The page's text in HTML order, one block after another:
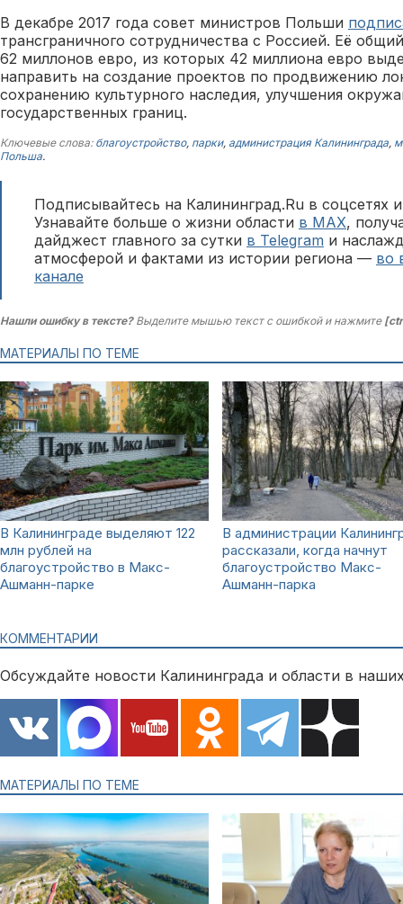
В декабре 2017 года совет министров Польши
трансграничного сотрудничества с Россией. Её
62 миллонов евро, из которых 42 миллиона евро
направить на создание проектов по продвижению
сохранению культурного наследия, улучшения
государственных границ.
Ключевые слова: благоустройство, парки, администрация Калининграда,
Польша.
Подписывайтесь на Калининград.Ru в соцсетях
Узнавайте больше о жизни области в MAX,
дайджест главного за сутки в Telegram и
атмосферой и фактами из истории региона — во
канале
Нашли ошибку в тексте?Выделите мышью текст с ошибкой и нажмите
МАТЕРИАЛЫ ПО ТЕМЕ
В Калининграде выделяют 122
млн рублей на
благоустройство в Макс-
Ашманн-парке
В администрации
рассказали, когда начнут
благоустройство Макс-
Ашманн-парка
КОММЕНТАРИИ
Обсуждайте новости Калининграда и области в
МАТЕРИАЛЫ ПО ТЕМЕ